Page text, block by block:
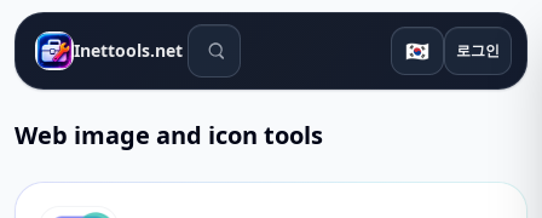
Inettools.net 검색 도구 🇰🇷 로그인
Web image and icon tools